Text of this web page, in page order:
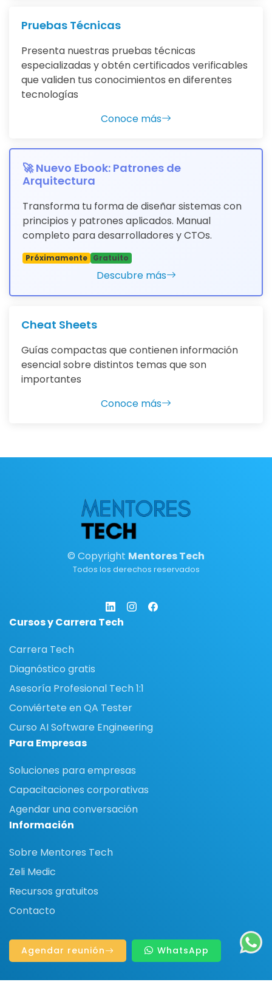
Pruebas Técnicas
Presenta nuestras pruebas técnicas
especializadas y obtén certificados verificables
que validen tus conocimientos en diferentes
tecnologías
Conoce más
🚀 Nuevo Ebook: Patrones de
Arquitectura
Transforma tu forma de diseñar sistemas con
principios y patrones aplicados. Manual
completo para desarrolladores y CTOs.
Próximamente Gratuito
Descubre más
Cheat Sheets
Guías compactas que contienen información
esencial sobre distintos temas que son
importantes
Conoce más
© Copyright Mentores Tech
Todos los derechos reservados
Cursos y Carrera Tech
Carrera Tech
Diagnóstico gratis
Asesoría Profesional Tech 1:1
Conviértete en QA Tester
Curso AI Software Engineering
Para Empresas
Soluciones para empresas
Capacitaciones corporativas
Agendar una conversación
Información
Sobre Mentores Tech
Zeli Medic
Recursos gratuitos
Contacto
Agendar reunión WhatsApp